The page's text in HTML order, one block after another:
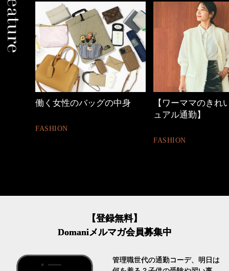
働く女性のバッグの中身
FASHION
【ワーママのきれ
ュアル通勤】
FASHION
【登録無料】
Domaniメルマガ会員募集中
管理職世代の通勤コーデ、明日は